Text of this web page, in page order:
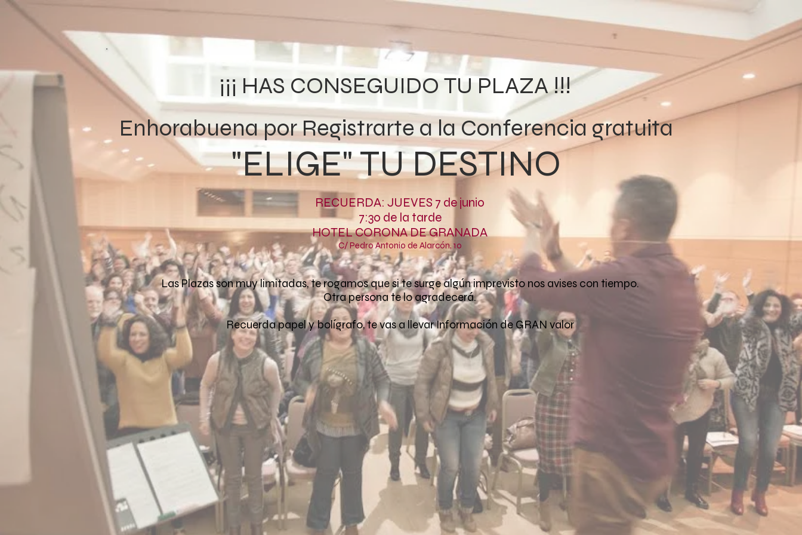
¡¡¡ HAS CONSEGUIDO TU PLAZA !!!
Enhorabuena por Registrarte a la Conferencia gratuita
"ELIGE" TU DESTINO
RECUERDA: JUEVES 7 de junio
7:30 de la tarde
HOTEL CORONA DE GRANADA
C/ Pedro Antonio de Alarcón, 10
Las Plazas son muy limitadas, te rogamos que si te surge algún imprevisto nos avises con tiempo.
Otra persona te lo agradecerá.
Recuerda papel y bolígrafo, te vas a llevar Información de GRAN valor